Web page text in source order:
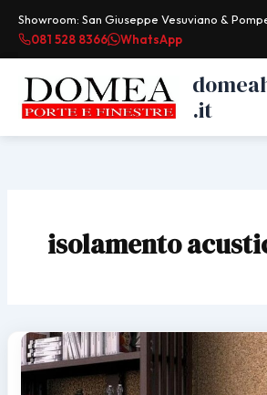
Showroom: San Giuseppe Vesuviano &
081 528 8366
WhatsApp
.it
isolamento